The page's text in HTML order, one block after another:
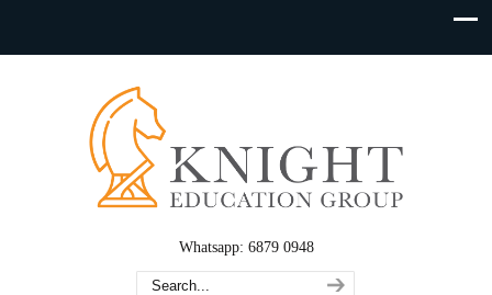
Whatsapp: 6879 0948